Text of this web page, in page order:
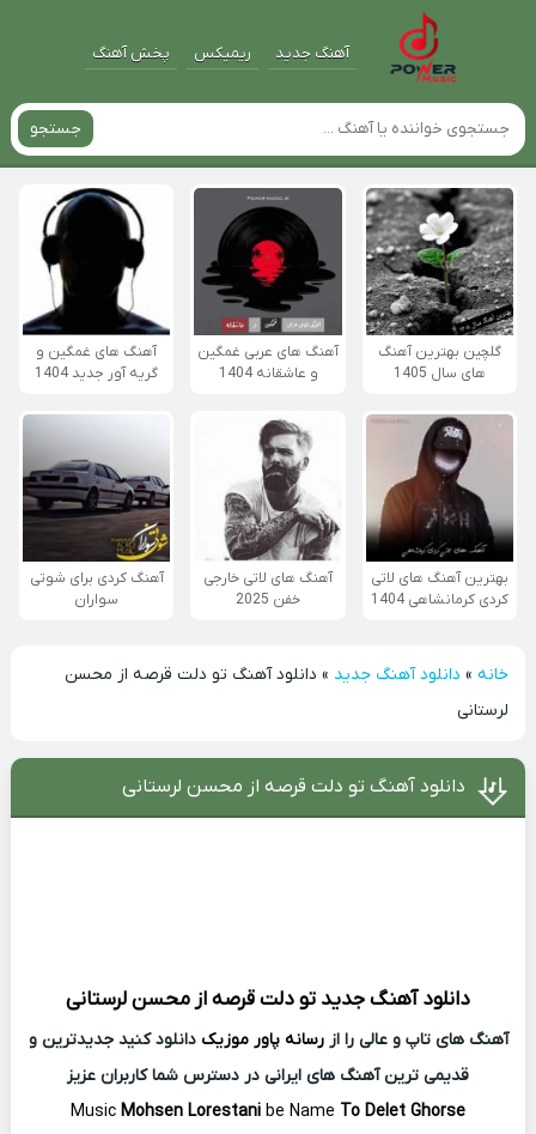
آهنگ جدید ریمیکس پخش آهنگ
جستجو
گلچین بهترین آهنگ
های سال 1405
آهنگ های عربی غمگین
و عاشقانه 1404
آهنگ های غمگین و
گریه آور جدید 1404
بهترین آهنگ های لاتی
کردی کرمانشاهی 1404
آهنگ های لاتی خارجی
خفن 2025
آهنگ کردی برای شوتی
سواران
خانه» دانلود آهنگ جدید » دانلود آهنگ تو دلت قرصه از محسن
لرستانی
دانلود آهنگ تو دلت قرصه از محسن لرستانی
دانلود آهنگ جدید تو دلت قرصه ازمحسن لرستانی
آهنگ های تاپ و عالی را ازرسانه پاور موزیک دانلود کنید جدیدترین و
قدیمی ترین آهنگ های ایرانی در دسترس شما کاربران عزیز
Music Mohsen Lorestani be Name To Delet Ghorse